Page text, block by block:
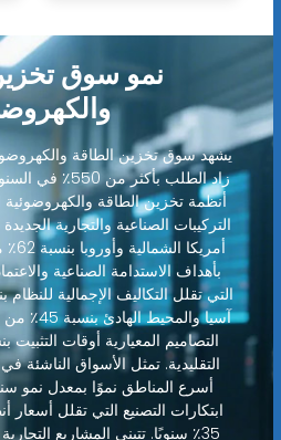
نمو سوق
يشهد سوق تخزين الطاقة
زاد الطلب
التركيبات الصناعية والتجارية
بأهداف الاستدامة الصناعية
آسيا
التقليدية. تمثل الأسواق الناشئة
ابتكارات التصنيع التي تقلل
35٪ سنويًا. تتبنى المشاريع